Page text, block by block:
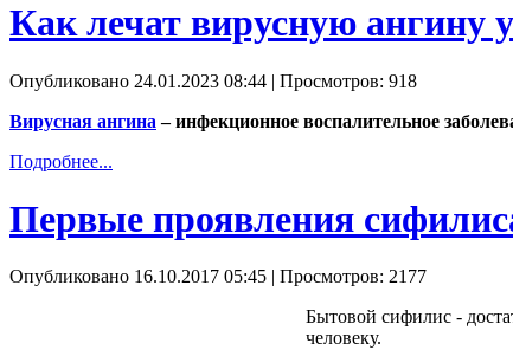
Как лечат вирусную ангину
Опубликовано 24.01.2023 08:44 | Просмотров: 918
Вирусная ангина – инфекционное воспалительное
Подробнее...
Первые проявления
Опубликовано 16.10.2017 05:45 | Просмотров: 2177
Бытовой сифилис -
человеку.